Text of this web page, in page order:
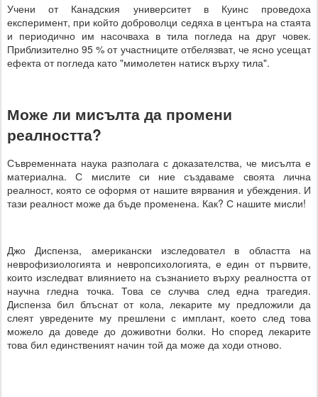
Учени от Канадския университет в Куинс проведоха
експеримент, при който доброволци седяха в центъра на стаята
и периодично им насочваха в тила погледа на друг човек.
Приблизително 95 % от участниците отбелязват, че ясно усещат
ефекта от погледа като "мимолетен натиск върху тила".
Може ли мисълта да промени
реалността?
Съвременната наука разполага с доказателства, че мисълта е
материална. С мислите си ние създаваме своята лична
реалност, която се оформя от нашите вярвания и убеждения. И
тази реалност може да бъде променена. Как? С нашите мисли!
Джо Диспенза, американски изследовател в областта на
неврофизиологията и невропсихологията, е един от първите,
които изследват влиянието на съзнанието върху реалността от
научна гледна точка. Това се случва след една трагедия.
Диспенза бил блъснат от кола, лекарите му предложили да
слеят увредените му прешлени с имплант, което след това
можело да доведе до доживотни болки. Но според лекарите
това бил единственият начин той да може да ходи отново.